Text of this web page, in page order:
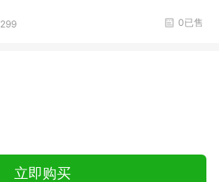
299 0已售
立即购买